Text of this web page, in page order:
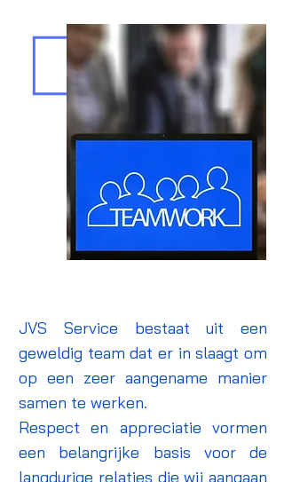
JVS Service bestaat uit een
geweldig team dat er in slaagt om
op een zeer aangename manier
samen te werken.
Respect en appreciatie vormen
een belangrijke basis voor de
langdurige relaties die wij aangaan